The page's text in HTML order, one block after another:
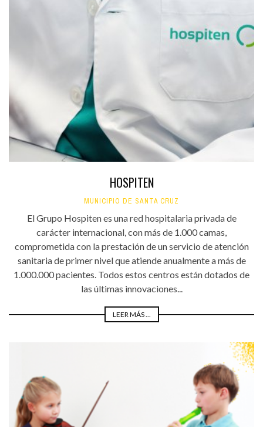
HOSPITEN
MUNICIPIO DE SANTA CRUZ
El Grupo Hospiten es una red hospitalaria privada de
carácter internacional, con más de 1.000 camas,
comprometida con la prestación de un servicio de atención
sanitaria de primer nivel que atiende anualmente a más de
1.000.000 pacientes. Todos estos centros están dotados de
las últimas innovaciones...
LEER MÁS ...